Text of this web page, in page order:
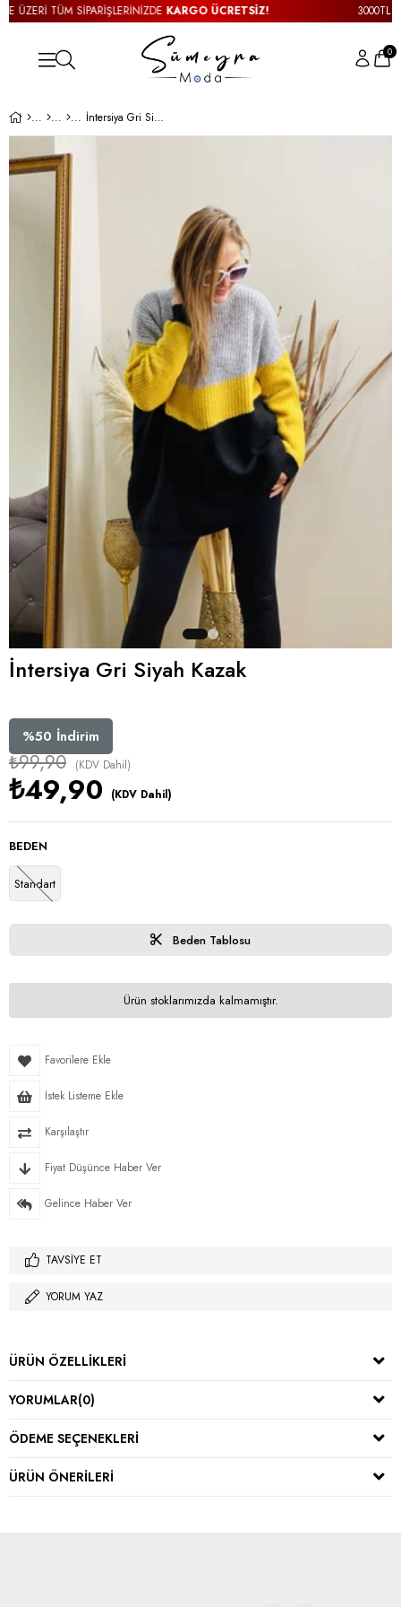
ÜZERİ TÜM SİPARİŞLERİNİZDEKARGO ÜCRETSİZ! 3000TL
0
İntersiya Gri Siyah Kazak
İntersiya Gri Siyah Kazak
%50 İndirim
₺99,90 (KDV Dahil)
₺49,90 (KDV Dahil)
BEDEN
Standart
Beden Tablosu
Ürün stoklarımızda kalmamıştır.
Favorilere Ekle
İstek Listeme Ekle
Karşılaştır
Fiyat Düşünce Haber Ver
Gelince Haber Ver
TAVSIYE ET
YORUM YAZ
ÜRÜN ÖZELLIKLERI
YORUMLAR(0)
ÖDEME SEÇENEKLERI
ÜRÜN ÖNERILERI